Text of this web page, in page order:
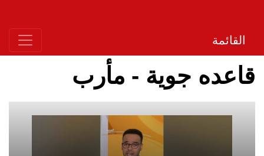
القائمة
قاعده جوية - مأرب